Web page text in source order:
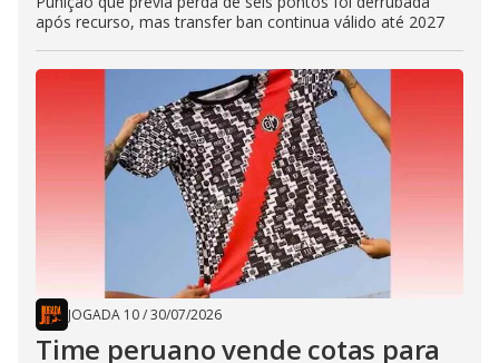
após recurso, mas transfer ban continua válido até 2027
JOGADA 10/30/07/2026
Time peruano vende cotas para